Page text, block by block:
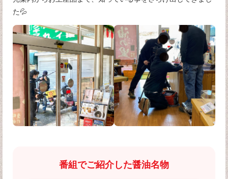
た💦
番組でご紹介した醤油名物